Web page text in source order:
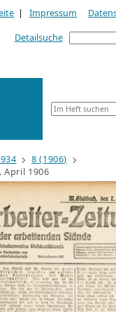
| Impressum
Detailsuche
8 (1906)
April 1906